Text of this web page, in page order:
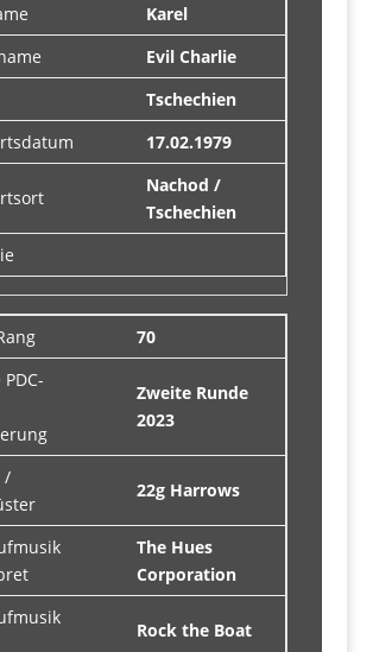
Karel
Evil Charlie
Tschechien
17.02.1979
Nachod /
Tschechien
70
Zweite Runde
2023
/
22g Harrows
The Hues
Corporation
Rock the Boat